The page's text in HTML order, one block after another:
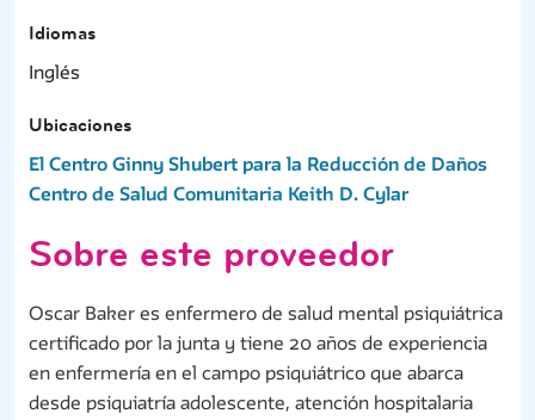
Idiomas
Inglés
Ubicaciones
El Centro Ginny Shubert para la Reducción de Daños
Centro de Salud Comunitaria Keith D. Cylar
Sobre este proveedor
Oscar Baker es enfermero de salud mental psiquiátrica
certificado por la junta y tiene 20 años de experiencia
en enfermería en el campo psiquiátrico que abarca
desde psiquiatría adolescente, atención hospitalaria